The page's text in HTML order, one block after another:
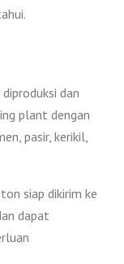
dan
plant dengan
pasir, kerikil,
siap dikirim ke
dapat